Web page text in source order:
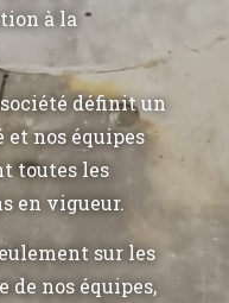
à la
définit un
et nos équipes
toutes les
en vigueur.
sur les
de nos équipes,